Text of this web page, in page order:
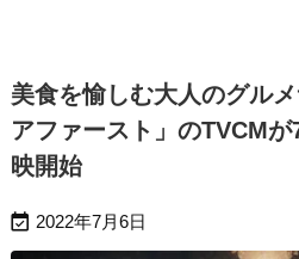
美食を愉しむ大人のグル
アファースト」のTVCM
映開始
 2022年7月6日